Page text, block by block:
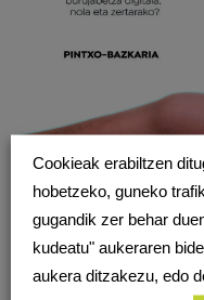
Cookieak erabiltzen
hobetzeko, guneko
gugandik zer behar
kudeatu" aukeraren
aukera ditzakezu, edo